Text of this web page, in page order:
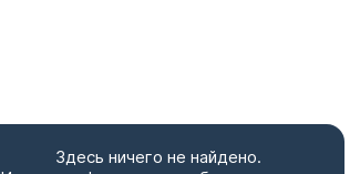
Здесь ничего не найдено.